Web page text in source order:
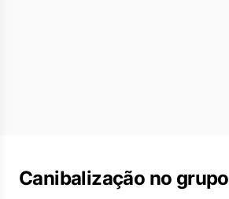
Canibalização no grupo